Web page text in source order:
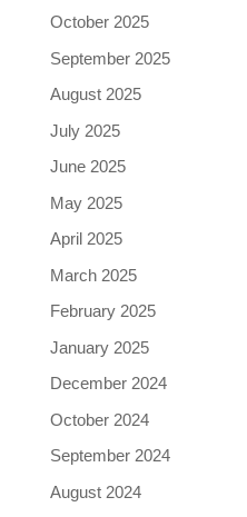
October 2025
September 2025
August 2025
July 2025
June 2025
May 2025
April 2025
March 2025
February 2025
January 2025
December 2024
October 2024
September 2024
August 2024